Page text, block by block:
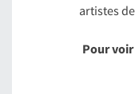
artistes
Pour